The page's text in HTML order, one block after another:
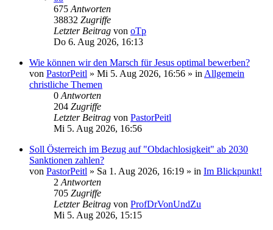
675 Antworten
38832 Zugriffe
Letzter Beitrag von oTp
Do 6. Aug 2026, 16:13
Wie können wir den Marsch für Jesus optimal bewerben?
von PastorPeitl » Mi 5. Aug 2026, 16:56 » in Allgemein
christliche Themen
0 Antworten
204 Zugriffe
Letzter Beitrag von PastorPeitl
Mi 5. Aug 2026, 16:56
Soll Österreich im Bezug auf "Obdachlosigkeit" ab 2030
Sanktionen zahlen?
von PastorPeitl » Sa 1. Aug 2026, 16:19 » in Im Blickpunkt!
2 Antworten
705 Zugriffe
Letzter Beitrag von ProfDrVonUndZu
Mi 5. Aug 2026, 15:15